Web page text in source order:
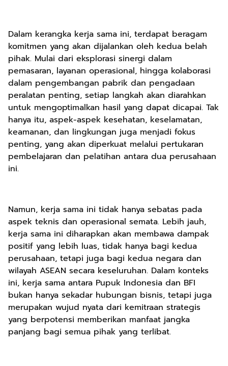
Dalam kerangka kerja sama ini, terdapat beragam
komitmen yang akan dijalankan oleh kedua belah
pihak. Mulai dari eksplorasi sinergi dalam
pemasaran, layanan operasional, hingga kolaborasi
dalam pengembangan pabrik dan pengadaan
peralatan penting, setiap langkah akan diarahkan
untuk mengoptimalkan hasil yang dapat dicapai. Tak
hanya itu, aspek-aspek kesehatan, keselamatan,
keamanan, dan lingkungan juga menjadi fokus
penting, yang akan diperkuat melalui pertukaran
pembelajaran dan pelatihan antara dua perusahaan
ini.
Namun, kerja sama ini tidak hanya sebatas pada
aspek teknis dan operasional semata. Lebih jauh,
kerja sama ini diharapkan akan membawa dampak
positif yang lebih luas, tidak hanya bagi kedua
perusahaan, tetapi juga bagi kedua negara dan
wilayah ASEAN secara keseluruhan. Dalam konteks
ini, kerja sama antara Pupuk Indonesia dan BFI
bukan hanya sekadar hubungan bisnis, tetapi juga
merupakan wujud nyata dari kemitraan strategis
yang berpotensi memberikan manfaat jangka
panjang bagi semua pihak yang terlibat.